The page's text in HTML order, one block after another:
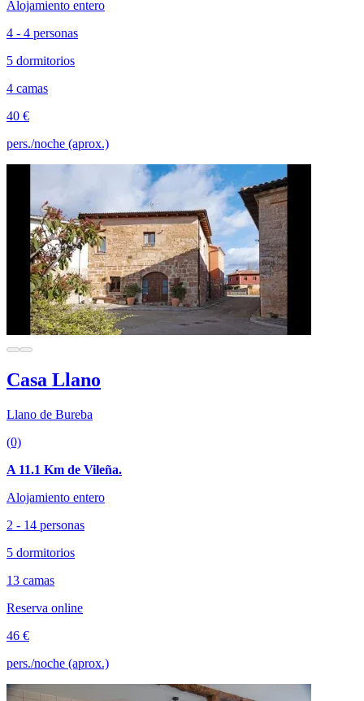
Alojamiento entero
4 - 4 personas
5 dormitorios
4 camas
40 €
pers./noche (aprox.)
Casa Llano
Llano de Bureba
(0)
A 11.1 Km de Vileña.
Alojamiento entero
2 - 14 personas
5 dormitorios
13 camas
Reserva online
46 €
pers./noche (aprox.)